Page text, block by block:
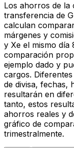
Los ahorros de la
transferencia de
calculan
márgenes y
y Xe el mismo
comparación
ejemplo dado y
cargos.
de divisa, fechas,
resultarán en
tanto, estos
ahorros reales y
gráfico de
trimestralmente.